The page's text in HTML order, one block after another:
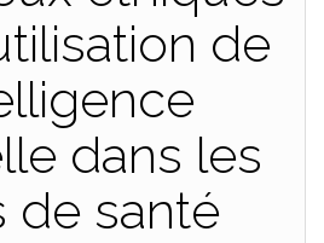
de
dans les
de santé